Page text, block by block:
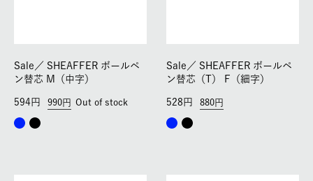
Sale／ SHEAFFER ボールペ
ン替芯 M（中字）
990
594 Out of stock
Sale／ SHEAFFER ボールペ
ン替芯（T） F（細字）
880
528